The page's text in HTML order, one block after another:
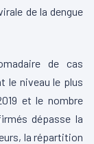
de la dengue
de cas
le niveau le plus
et le nombre
dépasse la
la répartition